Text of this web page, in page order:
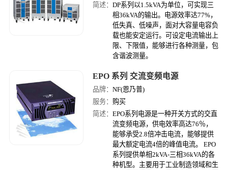
简述：DP系列以1.5kVA为单位，可实现三
相36kVA的输出。电源效率达77%，
低失真、低噪声，面对大容量电容负
载也能安定运行。可设定电流输出上
限、下限值，能够进行各种测量，包
含谐波测量。
EPO 系列 交流变频电源
品牌：NF(恩乃普)
服务： 购买
简述：EPO系列电源是一种开关方式的交直
流变频电源，供电效率高达76％，
能够承受2.8倍冲击电流，能够提供
最大额定电流4倍的峰值电流。 EPO
系列提供单相2kVA-三相36kVA的各
种机型。主要用于工业制造领域和生